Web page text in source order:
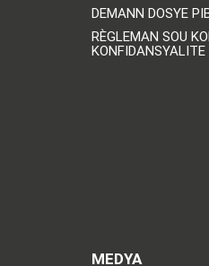
DEMANN DOSYE
RÈGLEMAN SOU
KONFIDANSYALITE
MEDYA